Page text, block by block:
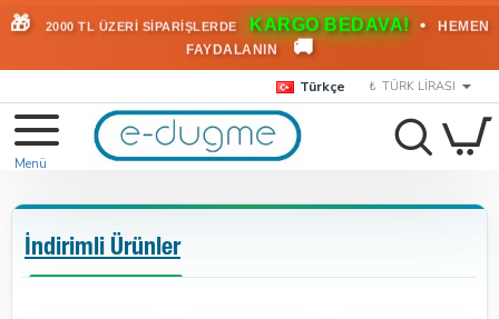
🎁 2000 TL ÜZERİ SİPARİŞLERDE KARGO BEDAVA! •
HEMEN
FAYDALANIN
🚚
Türkçe ₺ TÜRK LIRASI
İndirimli Ürünler